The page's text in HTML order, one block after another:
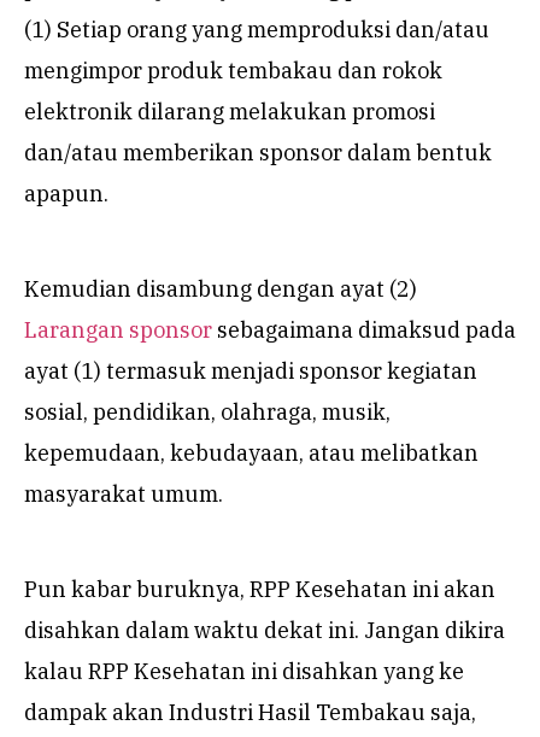
(1) Setiap orang yang memproduksi dan/atau
mengimpor produk tembakau dan rokok
elektronik dilarang melakukan promosi
dan/atau memberikan sponsor dalam bentuk
apapun.
Kemudian disambung dengan ayat (2)
Larangan sponsor sebagaimana dimaksud pada
ayat (1) termasuk menjadi sponsor kegiatan
sosial, pendidikan, olahraga, musik,
kepemudaan, kebudayaan, atau melibatkan
masyarakat umum.
Pun kabar buruknya, RPP Kesehatan ini akan
disahkan dalam waktu dekat ini. Jangan dikira
kalau RPP Kesehatan ini disahkan yang ke
dampak akan Industri Hasil Tembakau saja,